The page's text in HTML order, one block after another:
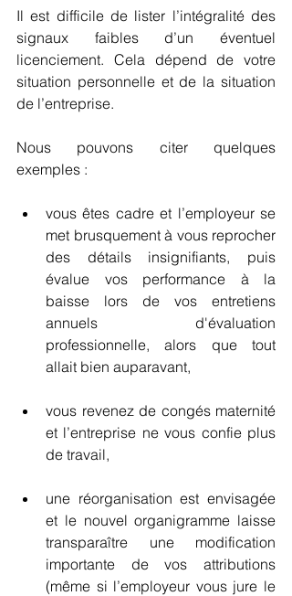
Il est difficile de lister l’intégralité des
signaux faibles d’un éventuel
licenciement. Cela dépend de votre
situation personnelle et de la situation
de l’entreprise.
Nous pouvons citer quelques
exemples :
vous êtes cadre et l’employeur se
met brusquement à vous reprocher
des détails insignifiants, puis
évalue vos performance à la
baisse lors de vos entretiens
annuels d'évaluation
professionnelle, alors que tout
allait bien auparavant,
vous revenez de congés maternité
et l’entreprise ne vous confie plus
de travail,
une réorganisation est envisagée
et le nouvel organigramme laisse
transparaître une modification
importante de vos attributions
(même si l’employeur vous jure le